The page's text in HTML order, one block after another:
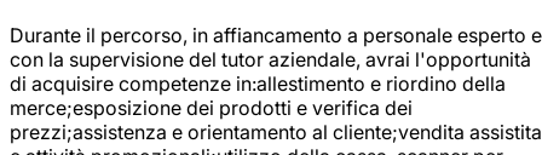
Durante il percorso, in affiancamento a personale esperto e
con la supervisione del tutor aziendale, avrai l'opportunità
di acquisire competenze in:allestimento e riordino della
merce;esposizione dei prodotti e verifica dei
prezzi;assistenza e orientamento al cliente;vendita assistita